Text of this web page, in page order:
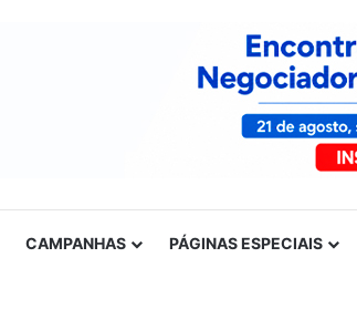
CAMPANHAS PÁGINAS ESPECIAIS